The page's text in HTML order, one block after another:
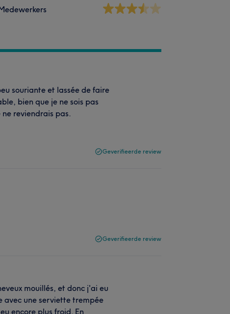
souriante et lassée de faire
bien que je ne sois pas
reviendrais pas.
Geverifieerde review
Geverifieerde review
mouillés, et donc j'ai eu
avec une serviette trempée
encore plus froid. En